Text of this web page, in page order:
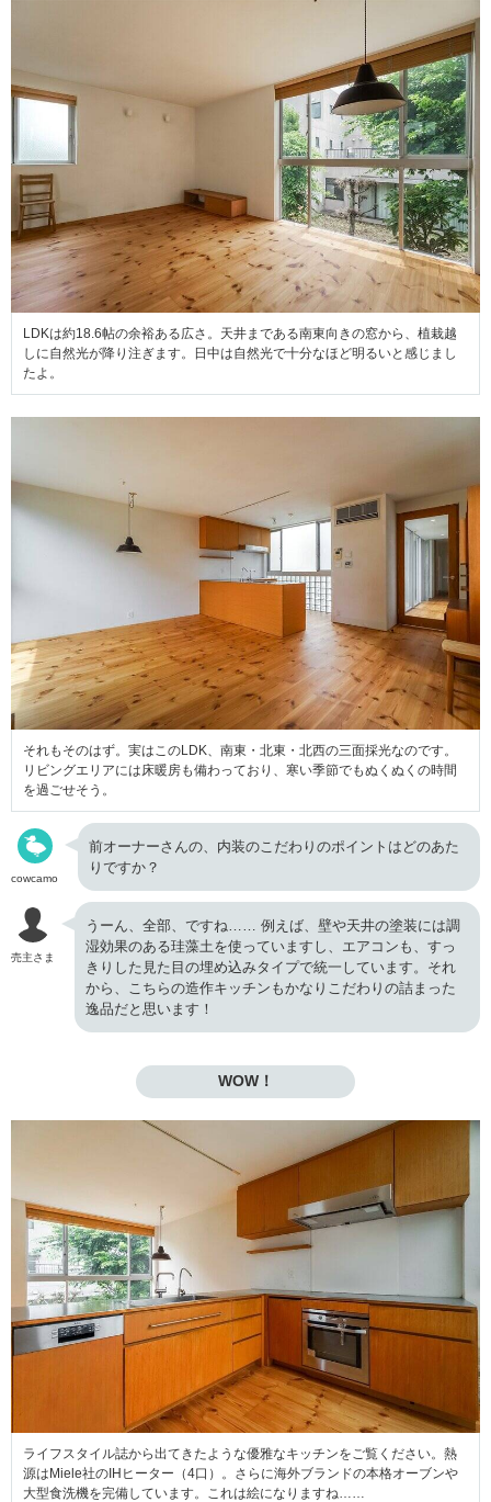
LDKは約18.6帖の余裕ある広さ。天井まである南東向きの窓から、植栽越
しに自然光が降り注ぎます。日中は自然光で十分なほど明るいと感じまし
たよ。
それもそのはず。実はこのLDK、南東・北東・北西の三面採光なのです。
リビングエリアには床暖房も備わっており、寒い季節でもぬくぬくの時間
を過ごせそう。
cowcamo
前オーナーさんの、内装のこだわりのポイントはどのあた
りですか？
売主さま
うーん、全部、ですね…… 例えば、壁や天井の塗装には調
湿効果のある珪藻土を使っていますし、エアコンも、すっ
きりした見た目の埋め込みタイプで統一しています。それ
から、こちらの造作キッチンもかなりこだわりの詰まった
逸品だと思います！
WOW！
ライフスタイル誌から出てきたような優雅なキッチンをご覧ください。熱
源はMiele社のIHヒーター（4口）。さらに海外ブランドの本格オーブンや
大型食洗機を完備しています。これは絵になりますね……